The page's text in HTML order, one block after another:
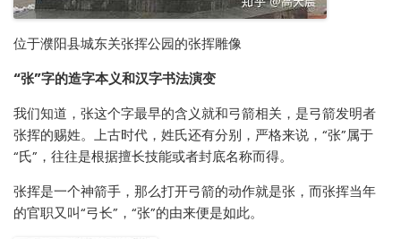
位于濮阳县城东关张挥公园的张挥雕像
“张”字的造字本义和汉字书法演变
我们知道，张这个字最早的含义就和弓箭相关，是弓箭发明者
张挥的赐姓。上古时代，姓氏还有分别，严格来说，“张”属于
“氏”，往往是根据擅长技能或者封底名称而得。
张挥是一个神箭手，那么打开弓箭的动作就是张，而张挥当年
的官职又叫“弓长”，“张”的由来便是如此。